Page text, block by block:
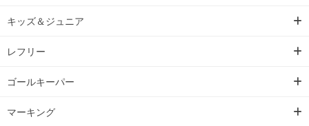
キッズ＆ジュニア
レフリー
ゴールキーパー
マーキング